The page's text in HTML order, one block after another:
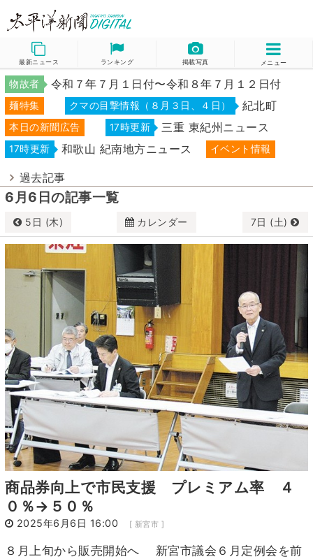
最新ニュース ランキング 掲載写真 メニュー
物故者 令和７年７月１日付〜令和８年７月１２日付
麺特集 クマの目撃情報（８月３日、４日） 紀北町
本日の新聞広告 17時更新 三重 東紀州ニュース
17時更新 和歌山 紀南地方ニュース イベント情報
過去記事
6月6日の記事一覧
5日 (木) カレンダー 7日 (土)
6月 2025
日 月 火 水
土
2 3 6
7
10 11 13
14
16 17 18 19 20
21
22
23 24 25 26 27
28
29
30 1 2 3 4 5
商品券向上で市民支援 プレミアム率 ４
０％→５０％
2025年6月6日 16:00 [ 新宮市 ]
８月上旬から販売開始へ 新宮市議会６月定例会を前